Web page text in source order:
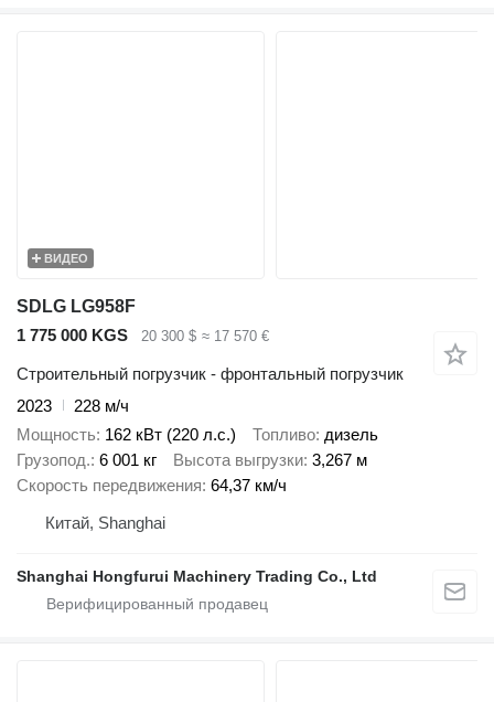
ВИДЕО
SDLG LG958F
1 775 000 KGS
20 300 $ ≈ 17 570 €
Строительный погрузчик - фронтальный погрузчик
2023
228 м/ч
Мощность 162 кВт (220 л.с.) Топливо дизель
Грузопод. 6 001 кг Высота выгрузки 3,267 м
Скорость передвижения 64,37 км/ч
Китай, Shanghai
Shanghai Hongfurui Machinery Trading Co., Ltd